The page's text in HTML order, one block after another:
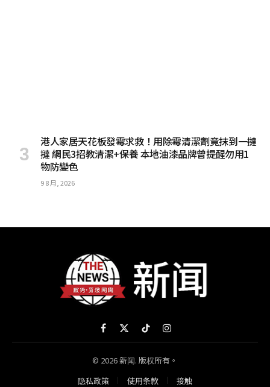
港人家居天花板發霉求救！用除霉清潔劑竟抹到一撻
撻 網民3招教清潔+保養 本地油漆品牌曾提醒勿用1
物防變色
9 8 月, 2026
Facebook
X
(Twitter)
TikTokInstagram
© 2026 新闻. 版权所有。
隐私政策
使用条款 接触